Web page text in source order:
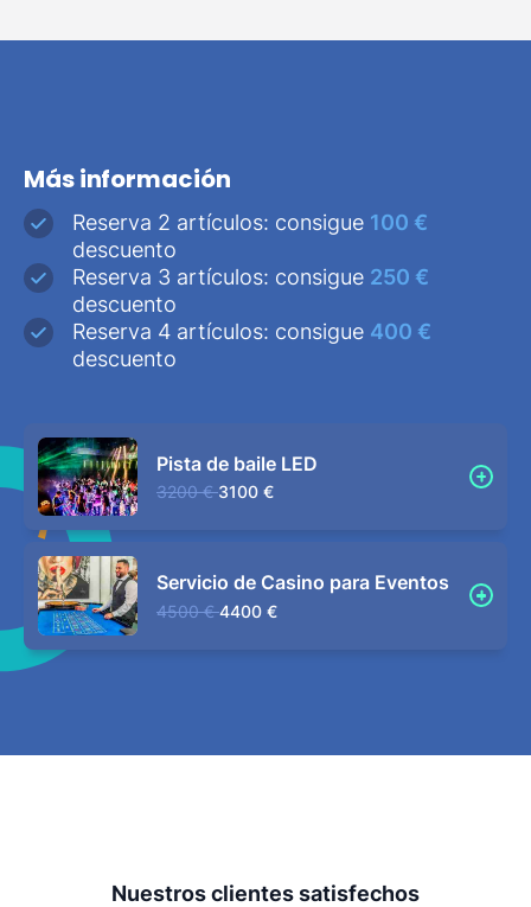
Más información
Reserva 2 artículos: consigue 100 €
descuento
Reserva 3 artículos: consigue 250 €
descuento
Reserva 4 artículos: consigue 400 €
descuento
Pista de baile LED
3200 € 3100 €
Servicio de Casino para Eventos
4500 € 4400 €
Nuestros clientes satisfechos